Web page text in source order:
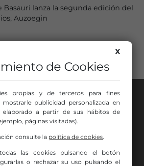
lanza la segunda edición del
Auzoegin
hace40 añosen la 88.0 de tu dial. La
todos los públicos, con Más Música,
deportes, tráfico y la
X
de Cookies
propias y de terceros para fines
publicidad personalizada en
a partir de sus hábitos de
páginas visitadas).
consulte la política de cookies.
las cookies pulsando el botón
o rechazar su uso pulsando el